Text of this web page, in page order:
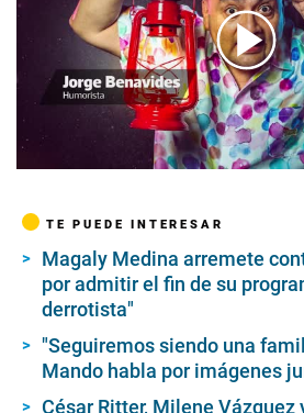
09:55
TE PUEDE INTERESAR
Magaly Medina arremete
por admitir el fin de su
derrotista"
"Seguiremos siendo una
Mando habla por imágenes
César Ritter, Milene Vázquez